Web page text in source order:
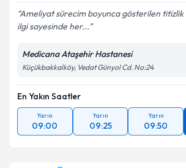
Ameliyat sürecim boyunca gösterilen titizlik
ilgi sayesinde her...
Medicana Ataşehir Hastanesi
Küçükbakkalköy, Vedat Günyol Cd. No:24
En Yakın Saatler
Yarın
09:00
Yarın
09:25
Yarın
09:50